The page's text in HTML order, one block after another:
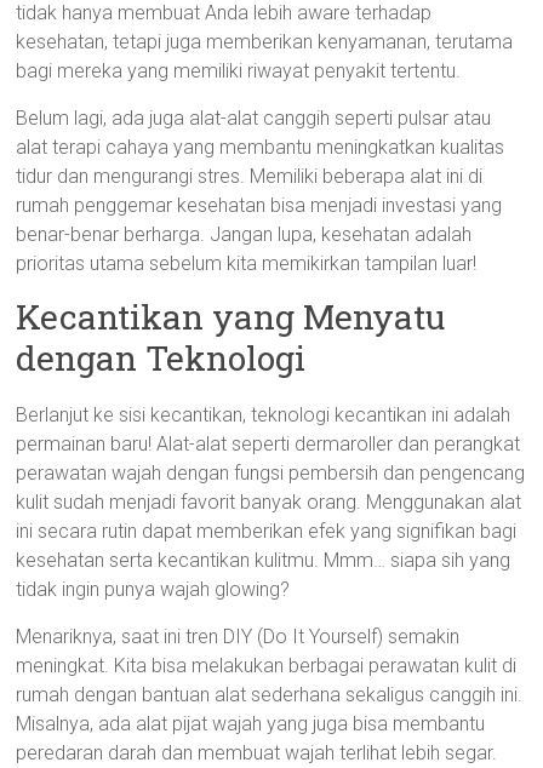
tidak hanya membuat Anda lebih aware terhadap
kesehatan, tetapi juga memberikan kenyamanan, terutama
bagi mereka yang memiliki riwayat penyakit tertentu.
Belum lagi, ada juga alat-alat canggih seperti pulsar atau
alat terapi cahaya yang membantu meningkatkan kualitas
tidur dan mengurangi stres. Memiliki beberapa alat ini di
rumah penggemar kesehatan bisa menjadi investasi yang
benar-benar berharga. Jangan lupa, kesehatan adalah
prioritas utama sebelum kita memikirkan tampilan luar!
Kecantikan yang Menyatu
dengan Teknologi
Berlanjut ke sisi kecantikan, teknologi kecantikan ini adalah
permainan baru! Alat-alat seperti dermaroller dan perangkat
perawatan wajah dengan fungsi pembersih dan pengencang
kulit sudah menjadi favorit banyak orang. Menggunakan alat
ini secara rutin dapat memberikan efek yang signifikan bagi
kesehatan serta kecantikan kulitmu. Mmm… siapa sih yang
tidak ingin punya wajah glowing?
Menariknya, saat ini tren DIY (Do It Yourself) semakin
meningkat. Kita bisa melakukan berbagai perawatan kulit di
rumah dengan bantuan alat sederhana sekaligus canggih ini.
Misalnya, ada alat pijat wajah yang juga bisa membantu
peredaran darah dan membuat wajah terlihat lebih segar.